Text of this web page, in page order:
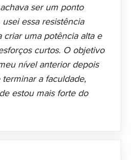
ser um ponto
essa resistência
criar uma potência alta e
curtos. O objetivo
nível anterior depois
a faculdade,
estou mais forte do